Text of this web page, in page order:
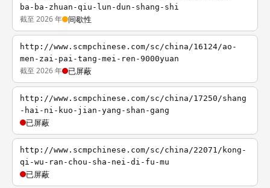
ba-ba-zhuan-qiu-lun-dun-shang-shi
截至 2026 年 间歇性
http://www.scmpchinese.com/sc/china/16124/ao-
men-zai-pai-tang-mei-ren-9000yuan
截至 2026 年 已屏蔽
http://www.scmpchinese.com/sc/china/17250/shang
-hai-ni-kuo-jian-yang-shan-gang
已屏蔽
http://www.scmpchinese.com/sc/china/22071/kong-
qi-wu-ran-chou-sha-nei-di-fu-mu
已屏蔽